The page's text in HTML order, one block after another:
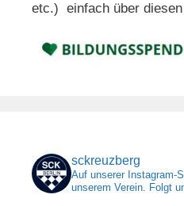
etc.) einfach über
sckreuzberg
Auf unserer Instagram-
unserem Verein. Folgt